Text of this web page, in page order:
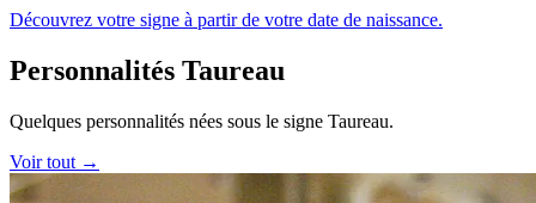
Découvrez votre signe à partir de votre date de naissance.
Personnalités Taureau
Quelques personnalités nées sous le signe Taureau.
Voir tout →